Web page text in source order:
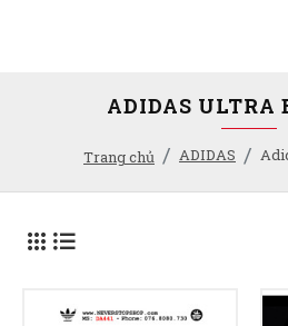
Trang chủ ADIDAS
ADIDAS ULTRA